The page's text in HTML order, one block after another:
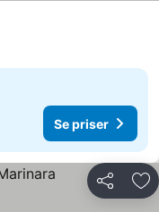
Se priser
Del